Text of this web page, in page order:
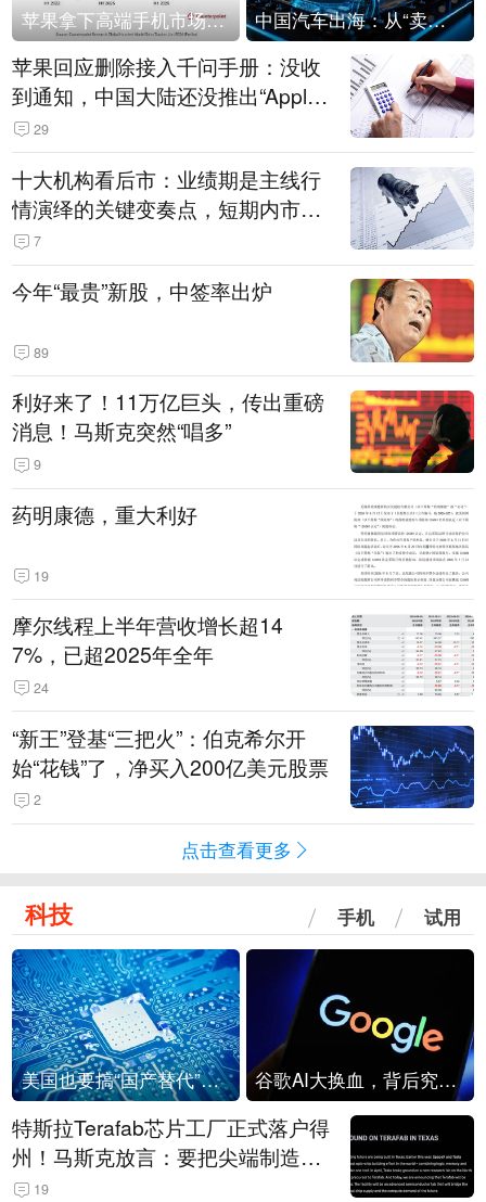
苹果拿下高端手机市场65%的份额：iPhone 17系列功不可没 中国汽车出海：从“卖出去”到“走进去”
苹果回应删除接入千问手册：没收
到通知，中国大陆还没推出“Apple
智能使用千问”功能
29
十大机构看后市：业绩期是主线行
情演绎的关键变奏点，短期内市场
或继续反弹，关注三条业绩主线
7
今年“最贵”新股，中签率出炉
89
利好来了！11万亿巨头，传出重磅
消息！马斯克突然“唱多”
9
药明康德，重大利好
19
摩尔线程上半年营收增长超14
7%，已超2025年全年
24
“新王”登基“三把火”：伯克希尔开
始“花钱”了，净买入200亿美元股票
2
点击查看更多
科技 手机 试用
美国也要搞“国产替代”？先算清三笔账 谷歌AI大换血，背后究竟发生了什么？
特斯拉Terafab芯片工厂正式落户得
州！马斯克放言：要把尖端制造带
回美国
19